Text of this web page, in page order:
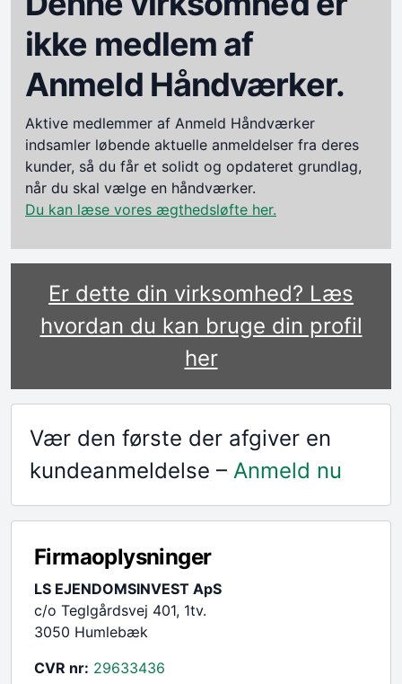
ikke medlem af
Anmeld Håndværker.
Aktive medlemmer af Anmeld Håndværker
indsamler løbende aktuelle anmeldelser fra deres
kunder, så du får et solidt og opdateret grundlag,
når du skal vælge en håndværker.
Du kan læse vores ægthedsløfte her.
Er dette din virksomhed? Læs
hvordan du kan bruge din profil
her
Vær den første der afgiver en
kundeanmeldelse – Anmeld nu
Firmaoplysninger
LS EJENDOMSINVEST ApS
c/o Teglgårdsvej 401, 1tv.
3050 Humlebæk
CVR nr: 29633436